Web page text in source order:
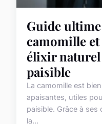
Guide
camomille et
élixir
paisible
La camomille est
apaisantes, utiles
paisible. Grâce à
la...